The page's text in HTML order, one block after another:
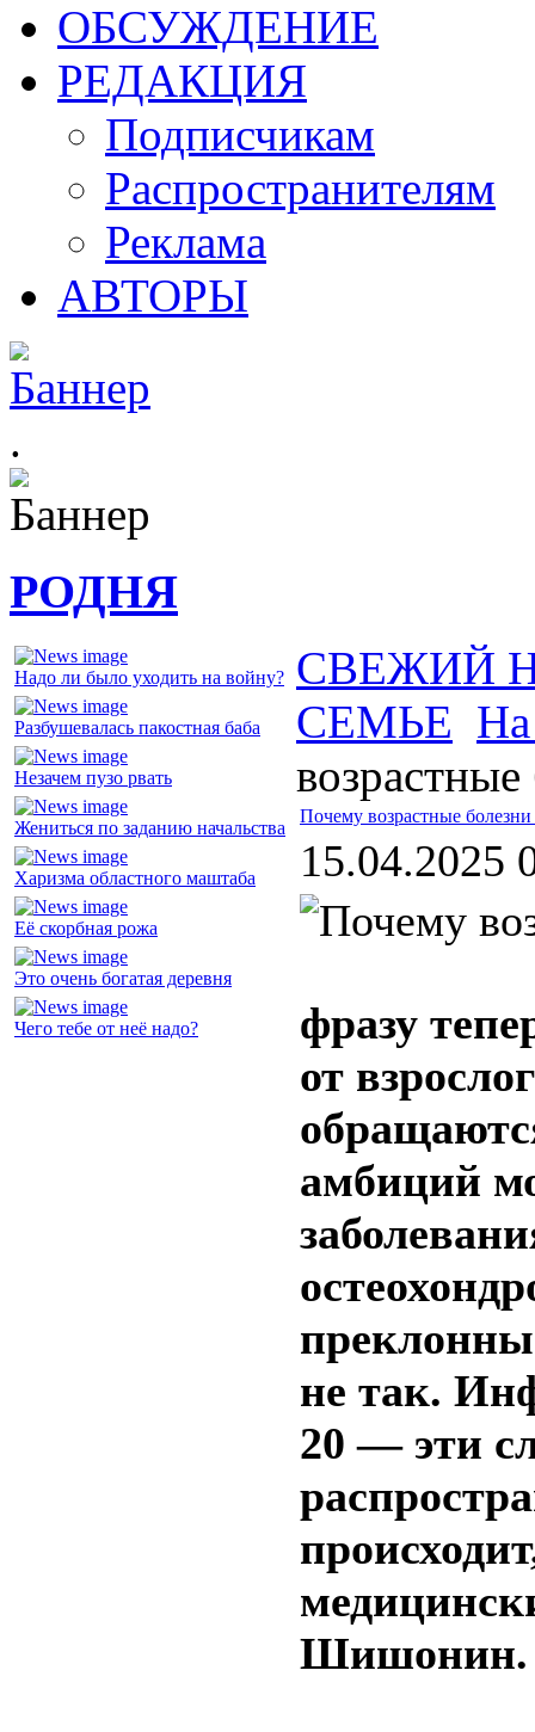
ОБСУЖДЕНИЕ
РЕДАКЦИЯ
Подписчикам
Распространителям
Реклама
АВТОРЫ
.
РОДНЯ
Надо ли было уходить на войну?
Разбушевалась пакостная баба
Незачем пузо рвать
Жениться по заданию начальства
Харизма областного маштаба
Её скорбная рожа
Это очень богатая деревня
Чего тебе от неё надо?
СВЕЖИЙ
СЕМЬЕ На
Почему возрастные
15.04.2025
фразу
от
амбиций
не так.
20 — эти
Шишонин.